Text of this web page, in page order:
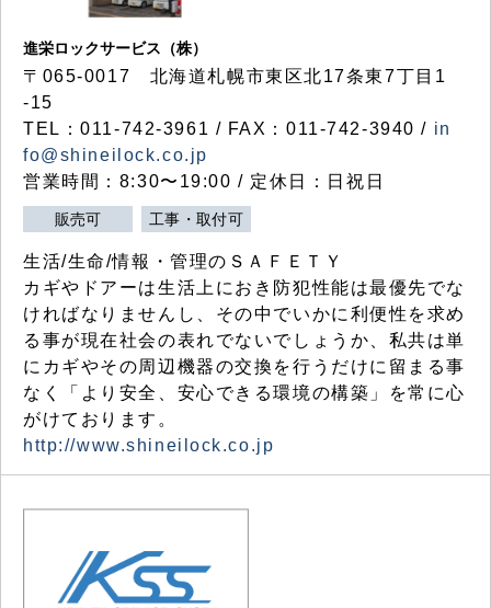
進栄ロックサービス（株）
〒065-0017 北海道札幌市東区北17条東7丁目1
-15
TEL：011-742-3961 / FAX：011-742-3940 / in
fo@shineilock.co.jp
営業時間：8:30〜19:00 / 定休日：日祝日
販売可 工事・取付可
生活/生命/情報・管理のＳＡＦＥＴＹ
カギやドアーは生活上におき防犯性能は最優先でな
ければなりませんし、その中でいかに利便性を求め
る事が現在社会の表れでないでしょうか、私共は単
にカギやその周辺機器の交換を行うだけに留まる事
なく「より安全、安心できる環境の構築」を常に心
がけております。
http://www.shineilock.co.jp